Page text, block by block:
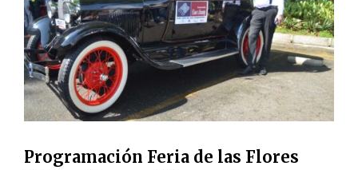
Programación Feria de las Flores